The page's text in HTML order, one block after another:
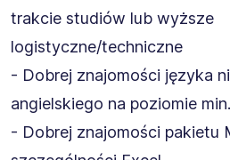
trakcie studiów lub wyższe
logistyczne/techniczne
- Dobrej znajomości języka
angielskiego na poziomie
- Dobrej znajomości pakietu